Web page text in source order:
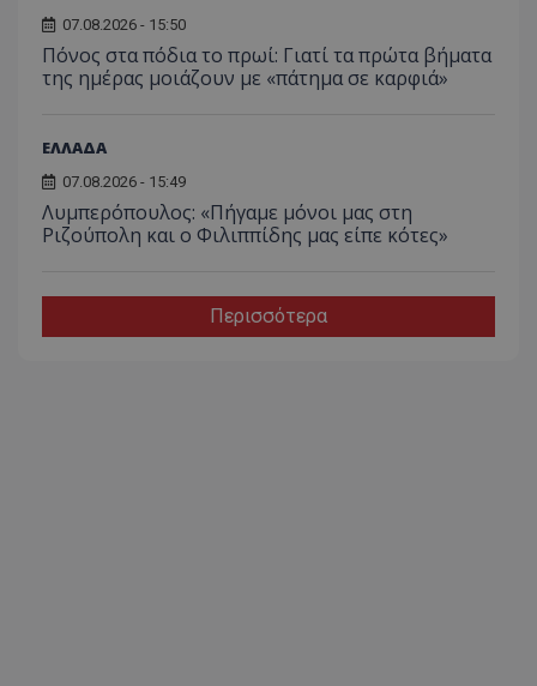
07.08.2026 - 15:50
Πόνος στα πόδια το πρωί: Γιατί τα πρώτα βήματα
της ημέρας μοιάζουν με «πάτημα σε καρφιά»
ΕΛΛΑΔΑ
07.08.2026 - 15:49
Λυμπερόπουλος: «Πήγαμε μόνοι μας στη
Ριζούπολη και ο Φιλιππίδης μας είπε κότες»
Περισσότερα